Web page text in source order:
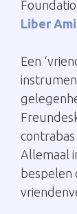
Liber
Een
Allemaal
bespelen